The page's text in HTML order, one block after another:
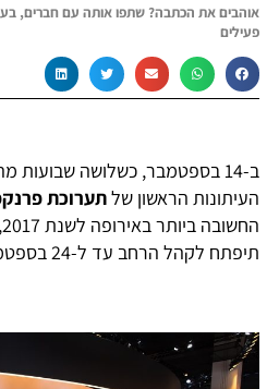
אוהבים את הכתבה? שתפו אותה עם חברים,
פעילים
ב-14 בספטמבר, כשלושה שבועות
העיתונות הראשון שלתערוכת
תיפתח לקהל הרחב עד ל-24 בספטמבר.